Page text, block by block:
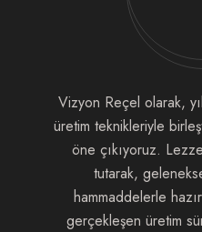
Vizyon Reçel olarak,
üretim teknikleriyle
öne çıkıyoruz.
tutarak,
hammaddelerle
gerçekleşen üretim